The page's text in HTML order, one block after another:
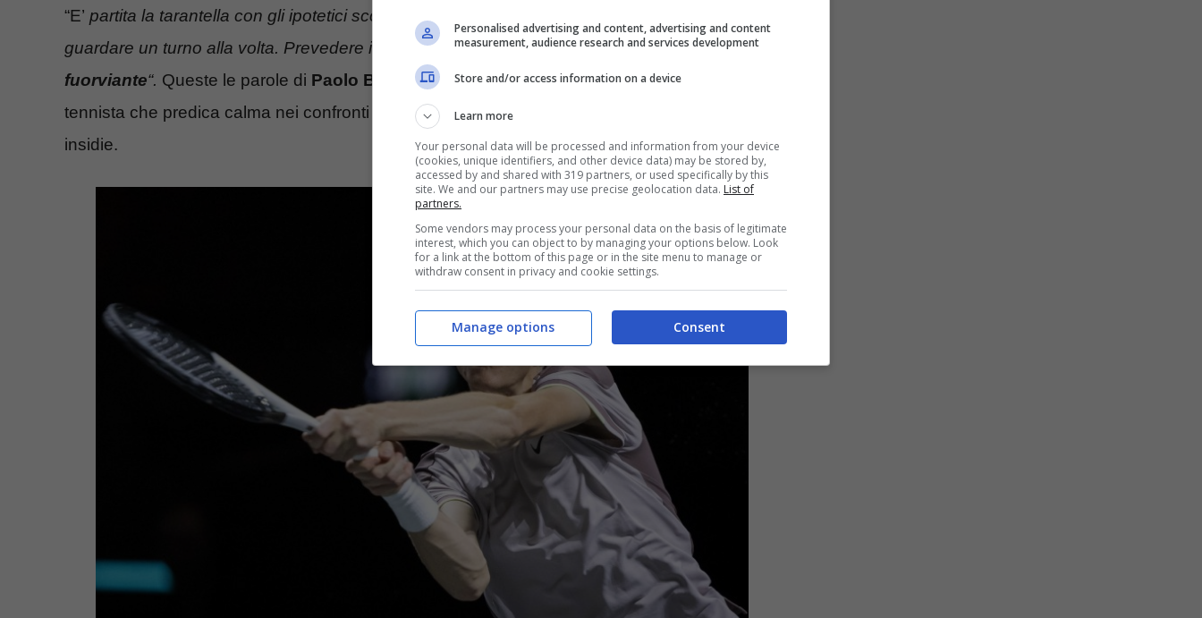
“E’ partita la tarantella con gli ipotetici scontri fino alla finale. Modestamente vi consiglio di
guardare un turno alla volta. Prevedere il percorso seguendo le teste di serieè ridicolo e
fuorviante“. Queste le parole di Paolo Bertolucci
: dichiarazioni importanti da parte dell’ex
tennista che predica calma nei confronti di un torneo lungo e che nasconde non poche
insidie.
Personalised advertising and content, advertising and content
measurement, audience research and services development
Store and/or access information on a device
Learn more
Your personal data will be processed and information from your device
(cookies, unique identifiers, and other device data) may be stored by,
accessed by and shared with 319 partners, or used specifically by this
site. We and our partners may use precise geolocation data. List of
partners.
Some vendors may process your personal data on the basis of legitimate
interest, which you can object to by managing your options below. Look
for a link at the bottom of this page or in the site menu to manage or
withdraw consent in privacy and cookie settings.
Consent
Manage options